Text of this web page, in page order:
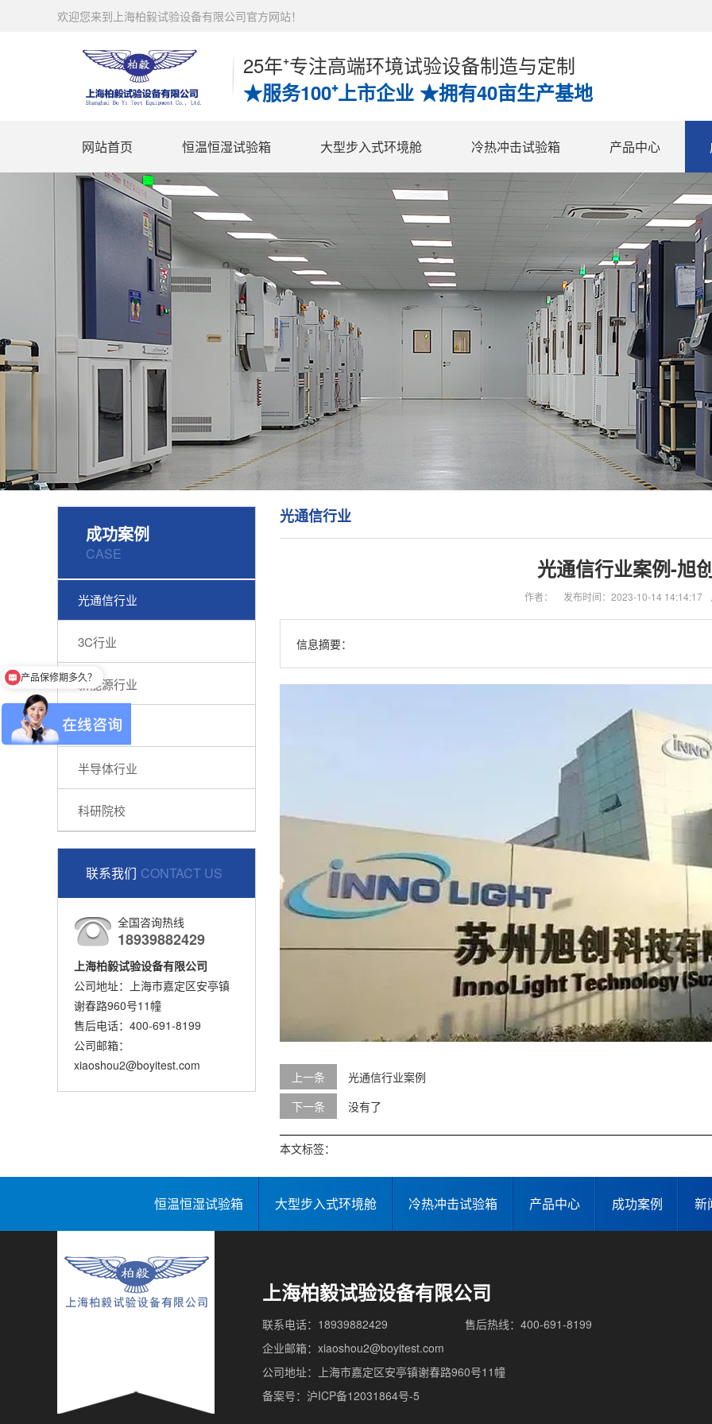
欢迎您来到上海柏毅试验设备有限公司官方网站！
25年⁺专注高端环境试验设备制造与定制
★服务100⁺上市企业 ★拥有40亩生产基地
网站首页 恒温恒湿试验箱 大型步入式环境舱 冷热冲击试验箱 产品中心
成功案例
CASE
光通信行业
3C行业
新能源行业
PCB行业
半导体行业
科研院校
联系我们 CONTACT US
全国咨询热线
18939882429
上海柏毅试验设备有限公司
公司地址：上海市嘉定区安亭镇
谢春路960号11幢
售后电话：400-691-8199
公司邮箱：
xiaoshou2@boyitest.com
光通信行业
光通信行业案例-旭
作者： 发布时间：2023-10-14 14:14:17
信息摘要：
上一条
光通信行业案例
下一条
没有了
本文标签：
恒温恒湿试验箱 大型步入式环境舱 冷热冲击试验箱 产品中心 成功案例 新
上海柏毅试验设备有限公司
联系电话：18939882429
售后热线：400-691-8199
企业邮箱：xiaoshou2@boyitest.com
公司地址：上海市嘉定区安亭镇谢春路960号11幢
备案号：沪ICP备12031864号-5
产品保修期多久？
高低温环境试验箱价格？